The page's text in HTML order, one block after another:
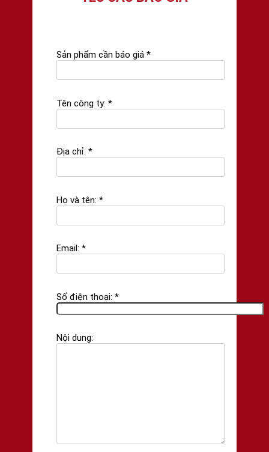
Sản phẩm cần báo giá *
Tên công ty: *
Địa chỉ: *
Họ và tên: *
Email: *
Số điện thoại: *
Nội dung: